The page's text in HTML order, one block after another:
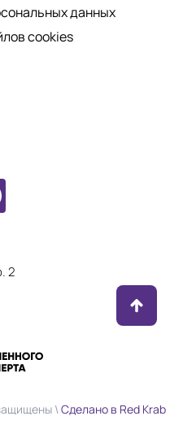
данных
cookies
2
\Сделано в Red Krab